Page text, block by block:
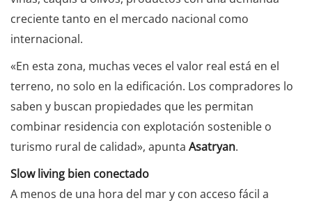
creciente tanto en el mercado nacional como
internacional.
«En esta zona, muchas veces el valor real está en el
terreno, no solo en la edificación. Los compradores lo
saben y buscan propiedades que les permitan
combinar residencia con explotación sostenible o
turismo rural de calidad», apunta Asatryan.
Slow living bien conectado
A menos de una hora del mar y con acceso fácil a